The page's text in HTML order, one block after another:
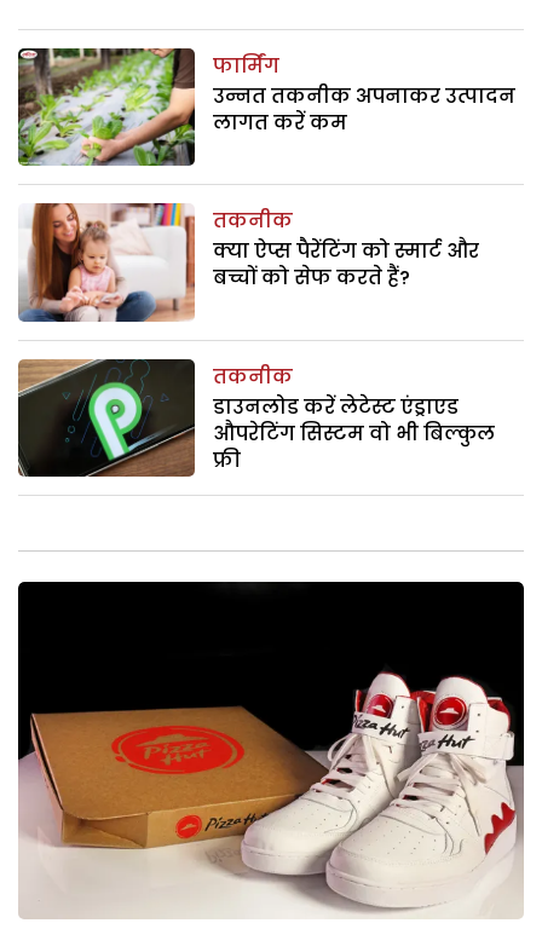
फार्मिंग
उन्नत तकनीक अपनाकर उत्पादन
लागत करें कम
तकनीक
क्या ऐप्स पैरेंटिंग को स्मार्ट और
बच्चों को सेफ करते हैं?
तकनीक
डाउनलोड करें लेटेस्ट एंड्राएड
औपरेटिंग सिस्टम वो भी बिल्कुल
फ्री